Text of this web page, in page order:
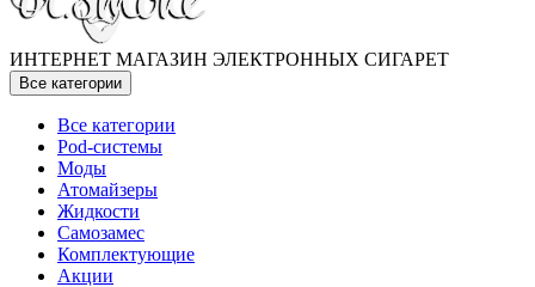
ИНТЕРНЕТ МАГАЗИН ЭЛЕКТРОННЫХ СИГАРЕТ
Все категории
Все категории
Pod-системы
Моды
Атомайзеры
Жидкости
Самозамес
Комплектующие
Акции